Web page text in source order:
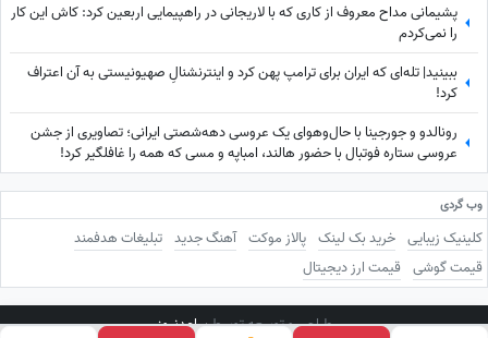
پشیمانی مداح معروف از کاری که با لاریجانی در راهپیمایی اربعین کرد: کاش این کار
را نمی‌کردم
ببینید| تله‌ای که ایران برای ترامپ پهن کرد و اینترنشنالِ صهیونیستی به آن اعتراف
کرد!
رونالدو و جورجینا با حال‌وهوای یک عروسی دهه‌شصتی ایرانی؛ تصاویری از جشن
عروسی ستاره فوتبال با حضور هالند، امباپه و مسی که همه را غافلگیر کرد!
وب گردی
کلینیک زیبایی خرید بک لینک پالاز موکت آهنگ جدید تبلیغات هدفمند
قیمت گوشی قیمت ارز دیجیتال
طراحی و توسعه توسطساعدنیوز